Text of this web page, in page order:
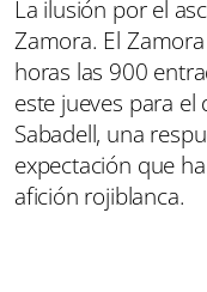
La ilusión por el
Zamora. El
horas las 900
este jueves para
Sabadell, una
expectación que
afición rojiblanca.